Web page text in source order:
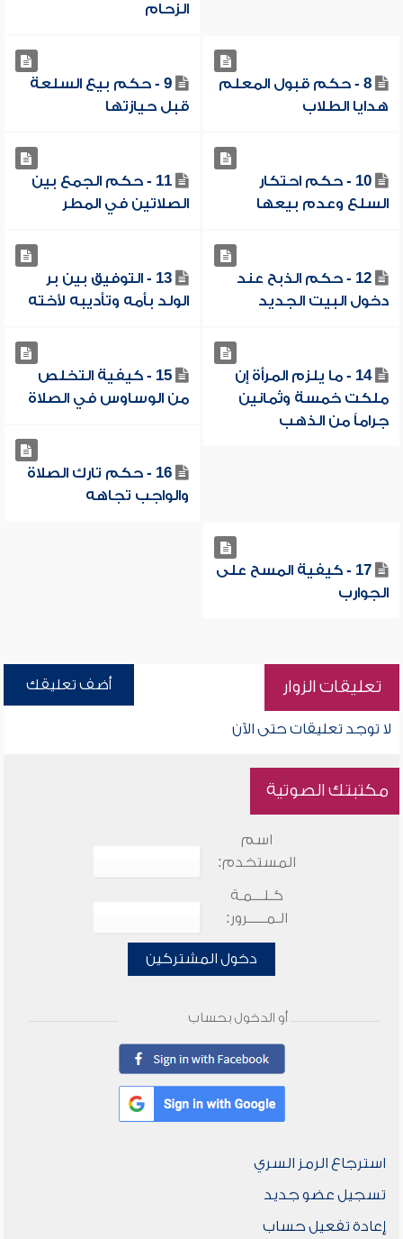
الزحام
8 - حكم قبول المعلم
هدايا الطلاب
9 - حكم بيع السلعة
قبل حيازتها
10 - حكم احتكار
السلع وعدم بيعها
11 - حكم الجمع بين
الصلاتين في المطر
12 - حكم الذبح عند
دخول البيت الجديد
13 - التوفيق بين بر
الولد بأمه وتأديبه لأخته
14 - ما يلزم المرأة إن
ملكت خمسة وثمانين
جراماً من الذهب
15 - كيفية التخلص
من الوساوس في الصلاة
16 - حكم تارك الصلاة
والواجب تجاهه
17 - كيفية المسح على
الجوارب
تعليقات الزوار أضف تعليقك
لا توجد تعليقات حتى الآن
مكتبتك الصوتية
اسم
المستخدم:
كـلـــمـة
الـمـــــرور:
دخول المشتركين
أو الدخول بحساب
استرجاع الرمز السري
تسجيل عضو جديد
إعادة تفعيل حساب